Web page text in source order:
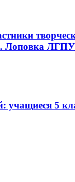
Лоповка ЛГПУ
учащиеся 5